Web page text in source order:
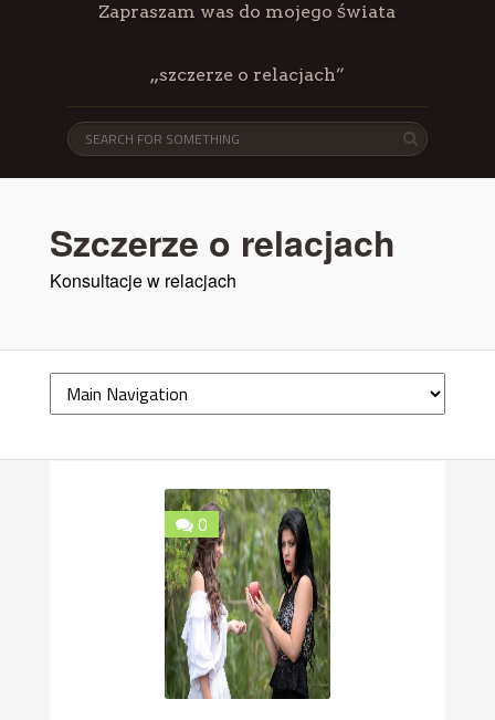
Zapraszam was do mojego świata
„szczerze o relacjach”
Szczerze o relacjach
Konsultacje w relacjach
0